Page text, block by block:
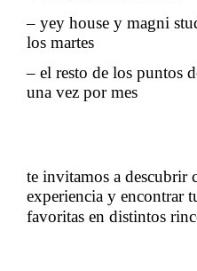
– yey house y magni
los martes
– el resto de los puntos
una vez por mes
te invitamos a descubrir
experiencia y encontrar
favoritas en distintos